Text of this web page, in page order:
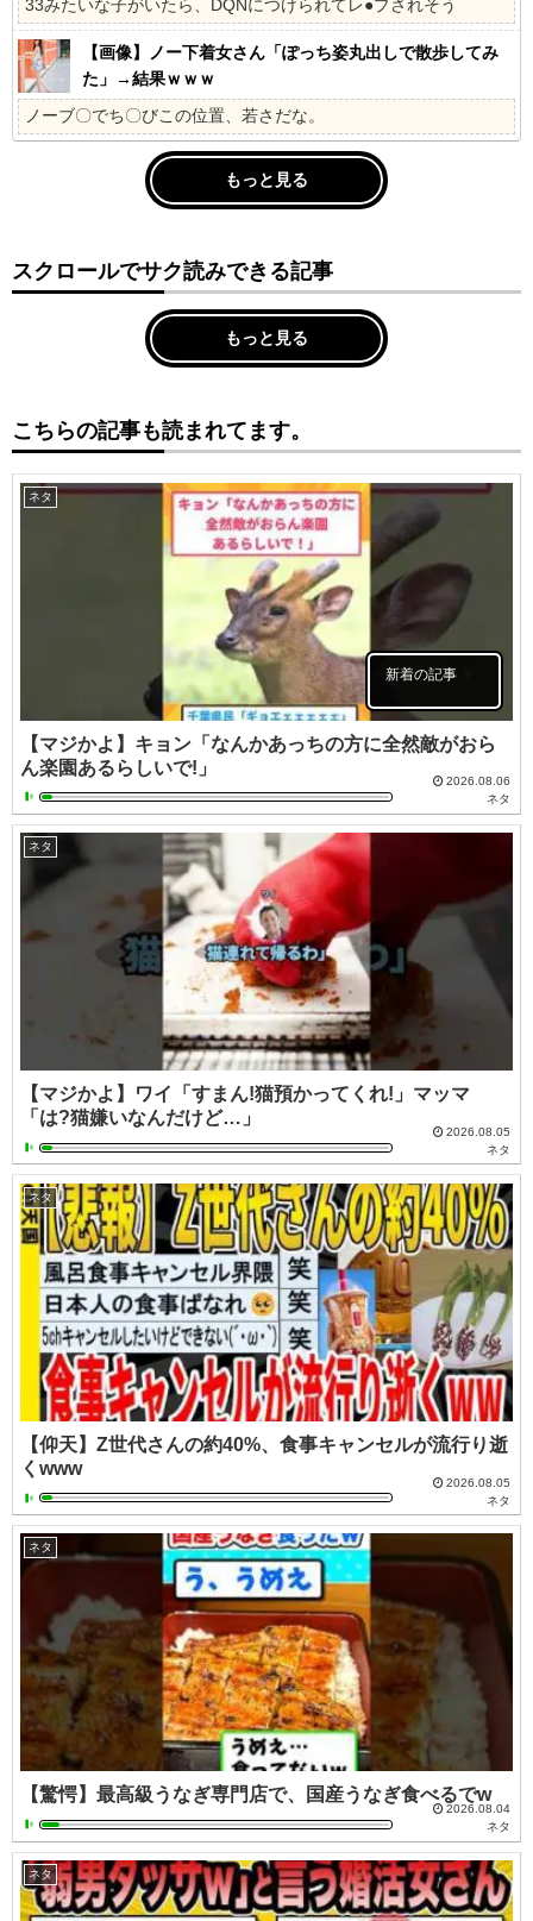
33みたいな子がいたら、DQNにつけられてレ●プされそう
【画像】ノー下着女さん「ぽっち姿丸出しで散歩してみ
た」→結果ｗｗｗ
ノーブ〇でち〇びこの位置、若さだな。
もっと見る
スクロールでサク読みできる記事
もっと見る
こちらの記事も読まれてます。
ネタ
新着の記事
【マジかよ】キョン「なんかあっちの方に全然敵がおら
ん楽園あるらしいで!」
2026.08.06
ネタ
ネタ
【マジかよ】ワイ「すまん!猫預かってくれ!」マッマ
「は?猫嫌いなんだけど…」
2026.08.05
ネタ
ネタ
【仰天】Z世代さんの約40%、食事キャンセルが流行り逝
くwww
2026.08.05
ネタ
ネタ
【驚愕】最高級うなぎ専門店で、国産うなぎ食べるでw
2026.08.04
ネタ
ネタ